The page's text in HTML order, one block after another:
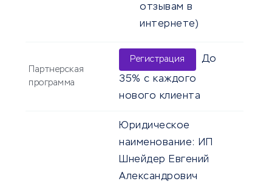
отзывам в
интернете)
Партнерская
программа
Регистрация До
35% с каждого
нового клиента
Юридическое
наименование: ИП
Шнейдер Евгений
Александрович